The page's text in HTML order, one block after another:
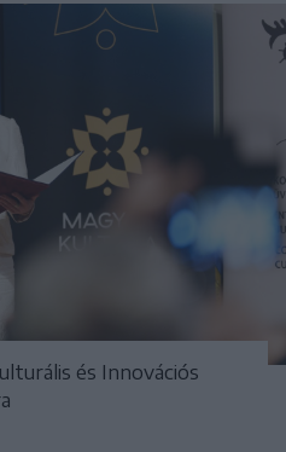
és Innovációs